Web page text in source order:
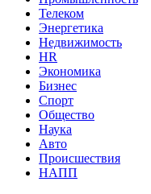
Телеком
Энергетика
Недвижимость
HR
Экономика
Бизнес
Спорт
Общество
Наука
Авто
Происшествия
НАПП